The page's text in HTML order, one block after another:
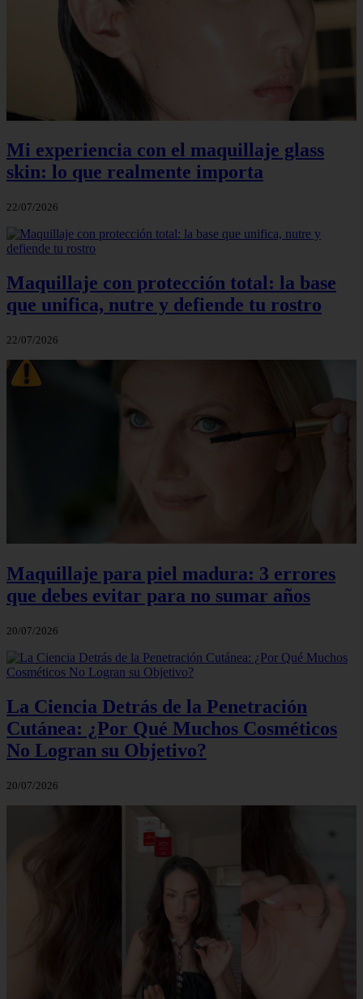
Mi experiencia con el maquillaje glass
skin: lo que realmente importa
22/07/2026
Maquillaje con protección total: la base
que unifica, nutre y defiende tu rostro
22/07/2026
Maquillaje para piel madura: 3 errores
que debes evitar para no sumar años
20/07/2026
La Ciencia Detrás de la Penetración
Cutánea: ¿Por Qué Muchos Cosméticos
No Logran su Objetivo?
20/07/2026